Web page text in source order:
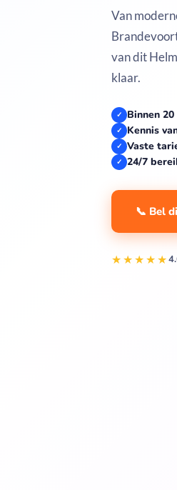
Van
van dit
klaar.
✓ Binnen
✓ Kennis
✓ Vaste
✓ 24/7
📞 Bel
★★★★★